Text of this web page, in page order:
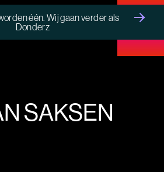
één. Wij gaan verder als
Donderz
SAKSEN